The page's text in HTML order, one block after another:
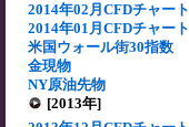
2014年02月CFDチャート
2014年01月CFDチャート
米国ウォール街30指数
金現物
NY原油先物
[2013年]